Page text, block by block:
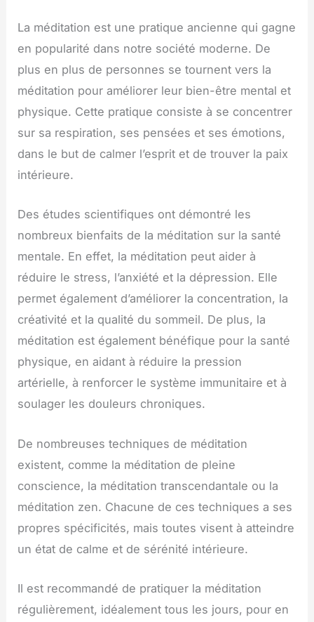
La méditation est une pratique ancienne qui gagne
en popularité dans notre société moderne. De
plus en plus de personnes se tournent vers la
méditation pour améliorer leur bien-être mental et
physique. Cette pratique consiste à se concentrer
sur sa respiration, ses pensées et ses émotions,
dans le but de calmer l’esprit et de trouver la paix
intérieure.
Des études scientifiques ont démontré les
nombreux bienfaits de la méditation sur la santé
mentale. En effet, la méditation peut aider à
réduire le stress, l’anxiété et la dépression. Elle
permet également d’améliorer la concentration, la
créativité et la qualité du sommeil. De plus, la
méditation est également bénéfique pour la santé
physique, en aidant à réduire la pression
artérielle, à renforcer le système immunitaire et à
soulager les douleurs chroniques.
De nombreuses techniques de méditation
existent, comme la méditation de pleine
conscience, la méditation transcendantale ou la
méditation zen. Chacune de ces techniques a ses
propres spécificités, mais toutes visent à atteindre
un état de calme et de sérénité intérieure.
Il est recommandé de pratiquer la méditation
régulièrement, idéalement tous les jours, pour en